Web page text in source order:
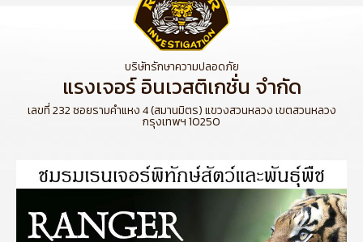
บริษัทรักษาความปลอดภัย
แรงเจอร์ อินเวสติเกชั่น จำกัด
เลขที่ 232 ซอยรามคำแหง 4 (สมานมิตร) แขวงสวนหลวง เขตสวนหลวง
กรุงเทพฯ 10250